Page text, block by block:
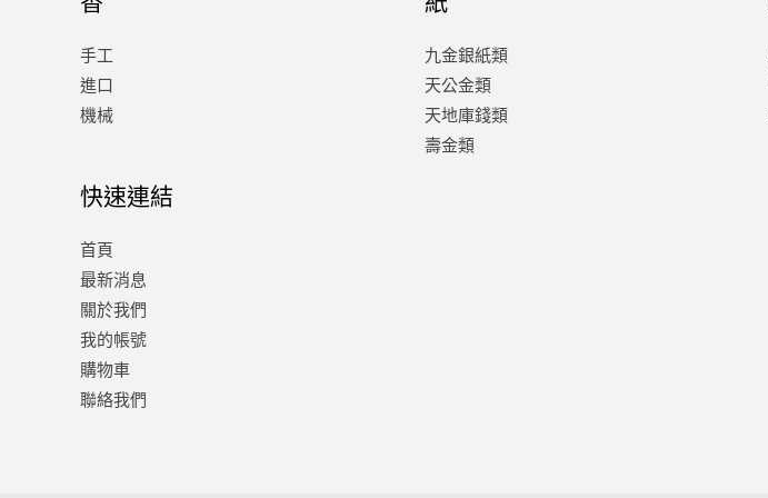
手工
進口
機械
快速連結
首頁
最新消息
關於我們
我的帳號
購物車
聯絡我們
九金銀紙類
天公金類
天地庫錢類
壽金類